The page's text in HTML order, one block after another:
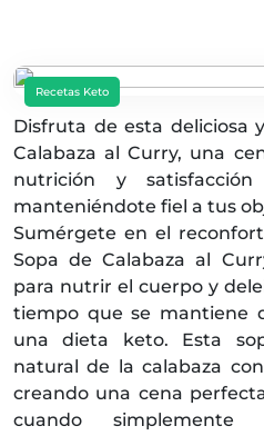
Recetas Keto
Disfruta de esta deliciosa
Calabaza al Curry, una
nutrición y
manteniéndote fiel a tus
Sumérgete en el
Sopa de Calabaza al
para nutrir el cuerpo y
tiempo que se mantiene
una dieta keto. Esta
natural de la calabaza
creando una cena
cuando